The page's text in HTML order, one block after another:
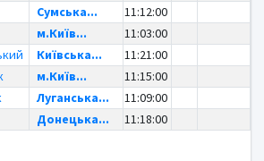
Сумська...
11:12:00
м.Київ...
11:03:00
Київська...
11:21:00
м.Київ...
11:15:00
Луганська...
11:09:00
Донецька... 11:18:00